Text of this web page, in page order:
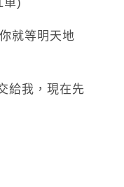
就等明天地
給我，現在先